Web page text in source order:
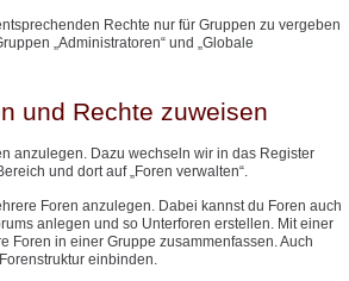
Rechte nur für Gruppen zu vergeben
„Administratoren“ und „Globale
und Rechte zuweisen
anzulegen. Dazu wechseln wir in das Register
und dort auf „Foren verwalten“.
Foren anzulegen. Dabei kannst du Foren auch
anlegen und so Unterforen erstellen. Mit einer
Foren in einer Gruppe zusammenfassen. Auch
einbinden.